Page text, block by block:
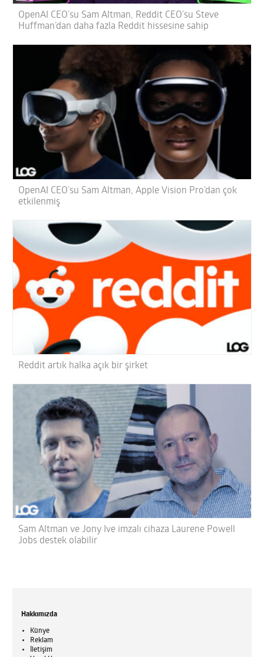
OpenAI CEO’su Sam Altman, Reddit CEO’su Steve
Huffman’dan daha fazla Reddit hissesine sahip
OpenAI CEO’su Sam Altman, Apple Vision Pro’dan çok
etkilenmiş
Reddit artık halka açık bir şirket
Sam Altman ve Jony Ive imzalı cihaza Laurene Powell
Jobs destek olabilir
Hakkımızda
Künye
Reklam
İletişim